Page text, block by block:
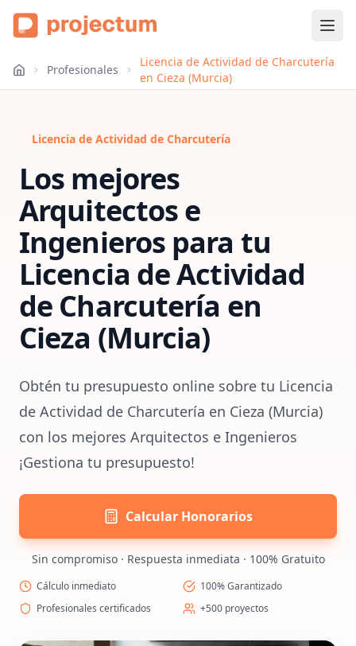
Profesionales
Licencia de Actividad de Charcutería
en Cieza (Murcia)
Licencia de Actividad de Charcutería
Los mejores
Arquitectos e
Ingenieros para tu
Licencia de Actividad
de Charcutería en
Cieza (Murcia)
Obtén tu presupuesto online sobre tu Licencia
de Actividad de Charcutería en Cieza (Murcia)
con los mejores Arquitectos e Ingenieros
¡Gestiona tu presupuesto!
Calcular Honorarios
Sin compromiso · Respuesta inmediata · 100% Gratuito
Cálculo inmediato
100% Garantizado
Profesionales certificados
+500 proyectos